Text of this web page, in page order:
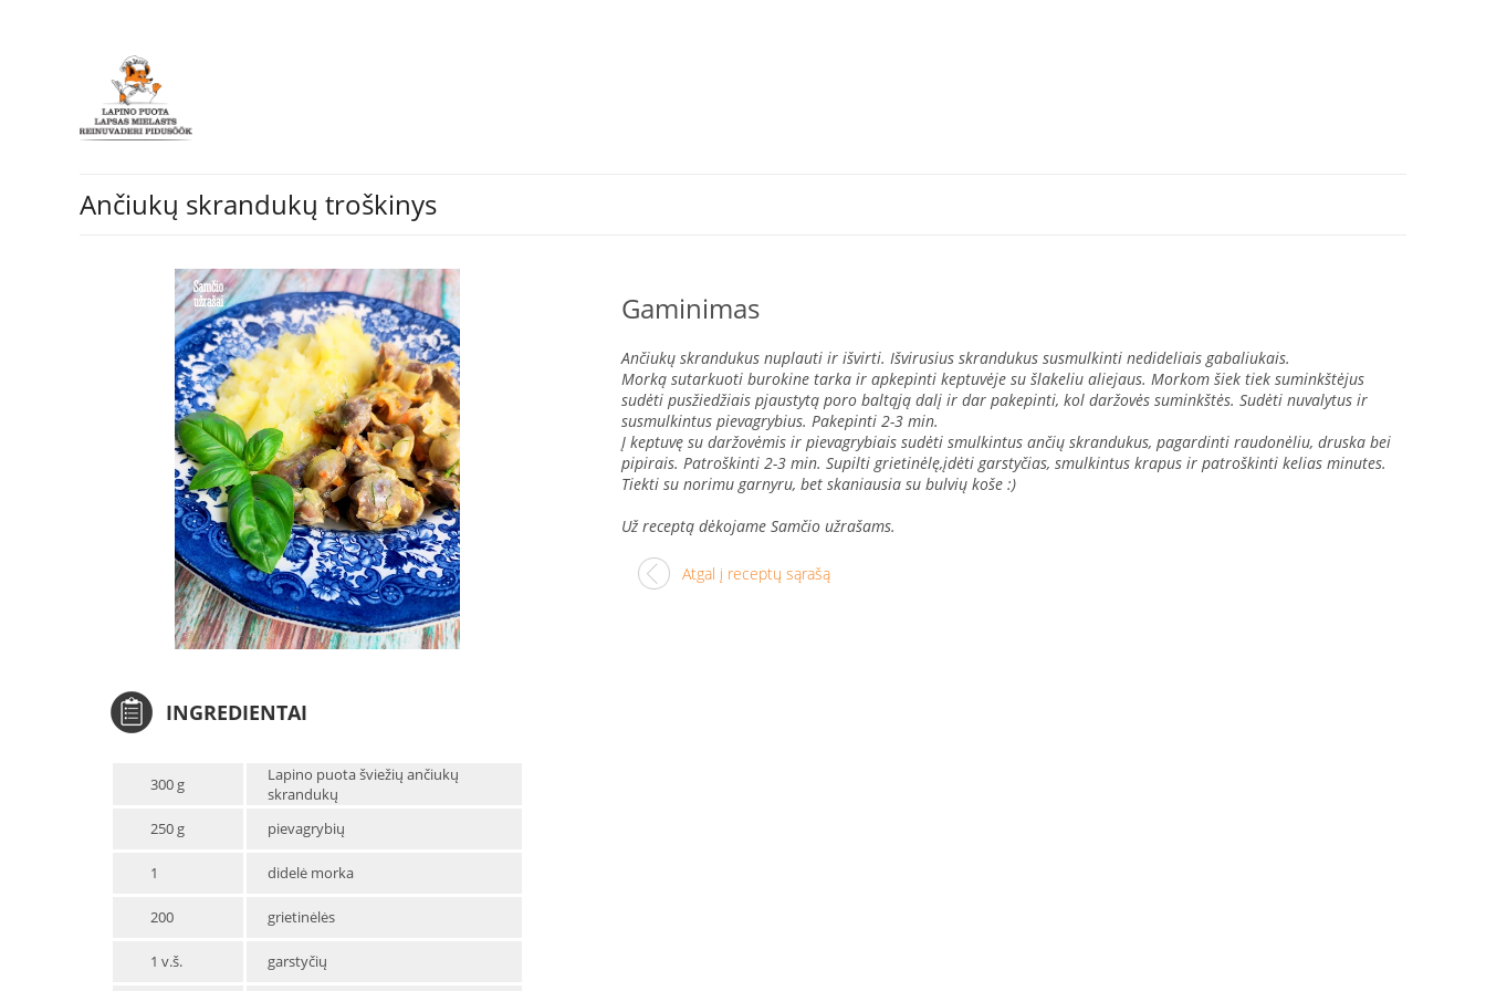
Ančiukų skrandukų troškinys
INGREDIENTAI
300 g
Lapino puota šviežių ančiukų
skrandukų
250 g
pievagrybių
1 didelė morka
200 grietinėlės
1 v.š. garstyčių
Gaminimas
Ančiukų skrandukus nuplauti ir išvirti. Išvirusius skrandukus susmulkinti nedideliais gabaliukais.
Morką sutarkuoti burokine tarka ir apkepinti keptuvėje su šlakeliu aliejaus. Morkom šiek tiek suminkštėjus
sudėti pusžiedžiais pjaustytą poro baltąją dalį ir dar pakepinti, kol daržovės suminkštės. Sudėti nuvalytus ir
susmulkintus pievagrybius. Pakepinti 2-3 min.
Į keptuvę su daržovėmis ir pievagrybiais sudėti smulkintus ančių skrandukus, pagardinti raudonėliu, druska bei
pipirais. Patroškinti 2-3 min. Supilti grietinėlę,įdėti garstyčias, smulkintus krapus ir patroškinti kelias minutes.
Tiekti su norimu garnyru, bet skaniausia su bulvių koše :)
Už receptą dėkojame Samčio užrašams.
Atgal į receptų sąrašą